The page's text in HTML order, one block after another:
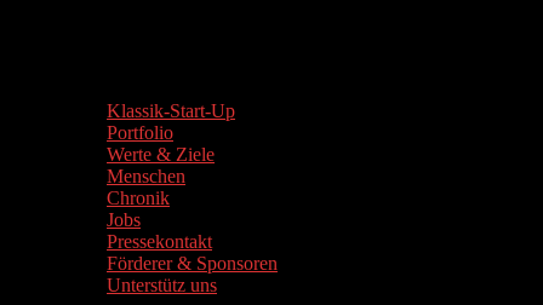
Klassik-Start-Up
Portfolio
Werte & Ziele
Menschen
Chronik
Jobs
Pressekontakt
Förderer & Sponsoren
Unterstütz uns